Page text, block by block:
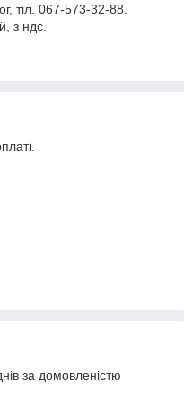
тіл. 067-573-32-88.
з ндс.
за домовленістю